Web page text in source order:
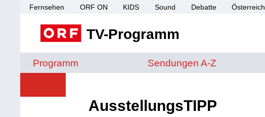
Fernsehen ORF ON KIDS Sound Debatte Österreich
TV-Programm
Programm Sendungen von A bis Z
Sendungen A-Z
AusstellungsTIPP